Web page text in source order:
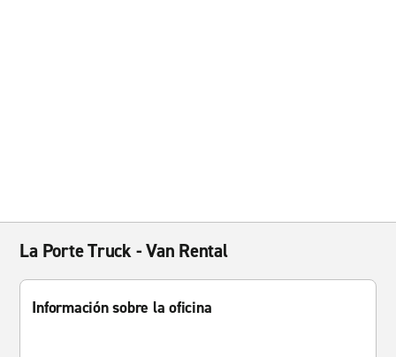
La Porte Truck - Van Rental
Información sobre la oficina